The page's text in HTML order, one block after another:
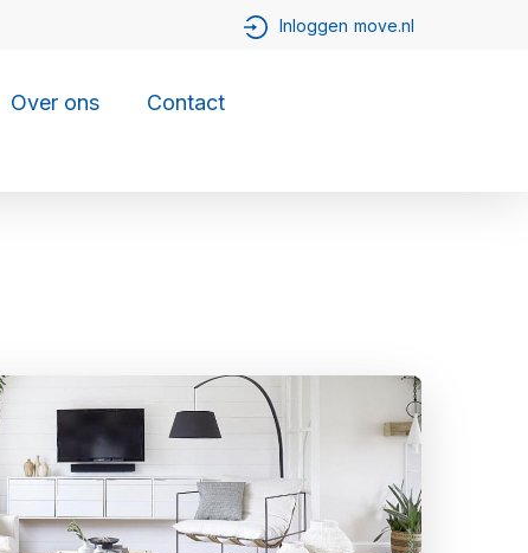
Over ons Contact